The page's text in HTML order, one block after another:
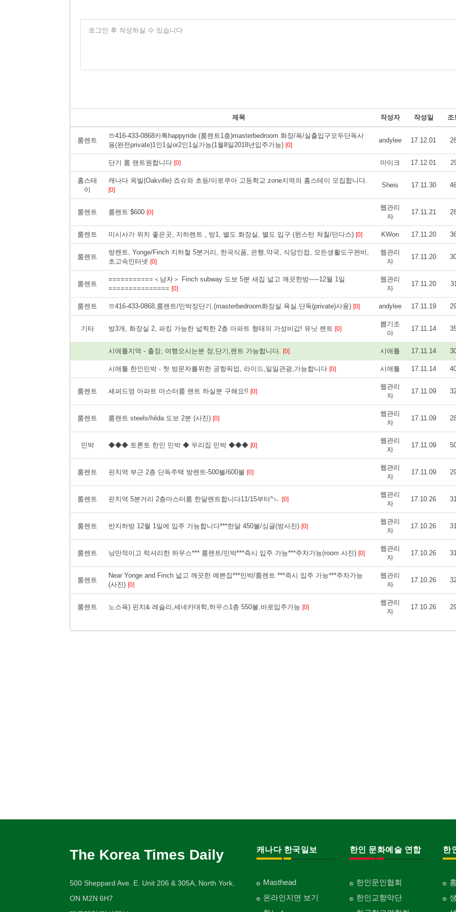
로그인 후 작성하실 수 있습니다
제목 작성자 작성일 조
룸렌트
☏416-433-0868카톡happyride (룸렌트1층)masterbedroom 화장/욕/실출입구모두단독사
용(완전private)1인1실or2인1실가능(1월8일2018년입주가능) [0]
andylee 17.12.01
단기 룸 랜트원합니다 [0] 마이크 17.12.01
홈스테
이
캐나다 옥빌(Oakville) 죠슈와 초등/이로쿠아 고등학교 zone지역의 홈스테이 모집합니다.
[0]
Sheis 17.11.30
룸렌트 룸렌트 $600 [0]
웹관리
자
17.11.21
룸렌트 미시사가 위치 좋은곳, 지하렌트 , 방1, 별도 화장실, 별도 입구 (윈스턴 쳐칠/던다스) [0] KWon 17.11.20
룸렌트
방렌트, Yonge/Finch 지하철 5분거리, 한국식품, 은행,약국, 식당인접, 모든생활도구완비,
초고속인터넷 [0]
웹관리
자
17.11.20
룸렌트
===========＜남자＞ Finch subway 도보 5분 새집 넓고 깨끗한방-----12월 1일
=============== [0]
웹관리
자
17.11.20
룸렌트 ☏416-433-0868,룸렌트/민박장단기.(masterbedroom화장실.욕실.단독(private)사용) [0] andylee 17.11.19
기타 방3개, 화장실 2, 파킹 가능한 넓찍한 2층 아파트 형태의 가성비갑! 유닛 렌트 [0]
뽑기조
아
17.11.14
시애틀지역 - 출장, 여행오시는분 장,단기,렌트 가능합니다. [0] 시애틀 17.11.14
시애틀 한인민박 - 첫 방문자를위한 공항픽업, 라이드,일일관광,가능합니다 [0] 시애틀 17.11.14
룸렌트 셰퍼드영 아파트 마스터룸 랜트 하실분 구해요!! [0]
웹관리
자
17.11.09
룸렌트 룸랜트 steels/hilda 도보 2분 (사진) [0]
웹관리
자
17.11.09
민박 ◆◆◆ 토론토 한인 민박 ◆ 우리집 민박 ◆◆◆ [0]
웹관리
자
17.11.09
룸렌트 핀치역 부근 2층 단독주택 방렌트-500불/600불 [0]
웹관리
자
17.11.09
룸렌트 핀치역 5분거리 2층마스터룸 한달렌트합니다11/15부터^ㄴ [0]
웹관리
자
17.10.26
룸렌트 반지하방 12월 1일에 입주 가능합니다***한달 450불/싱글(방사진) [0]
웹관리
자
17.10.26
룸렌트 낭만적이고 럭셔리한 하우스*** 룸렌트/민박***즉시 입주 가능***주차가능(room 사진) [0]
웹관리
자
17.10.26
룸렌트
Near Yonge and Finch 넓고 깨끗한 예쁜집***민박/룸렌트 ***즉시 입주 가능***주차가능
(사진) [0]
웹관리
자
17.10.26
룸렌트 노스욕) 핀치& 레슬리,세네카대학,하우스1층 550불,바로입주가능 [0]
웹관리
자
17.10.26
The Korea Times Daily
500 Sheppard Ave. E. Unit 206 & 305A, North York,
ON M2N 6H7
캐나다 한국일보
Masthead
온라인지면 보기
한인 문화예술 연합
한인문인협회
한인교향악단
한